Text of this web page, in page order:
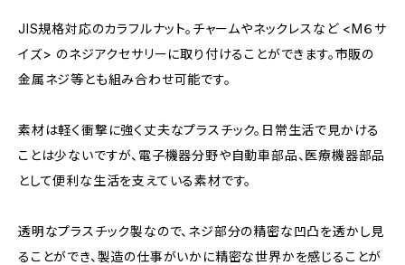
JIS規格対応のカラフルナット。チャームやネックレスなど <M６サ
イズ> のネジアクセサリーに取り付けることができます。市販の
金属ネジ等とも組み合わせ可能です。
素材は軽く衝撃に強く丈夫なプラスチック。日常生活で見かける
ことは少ないですが、電子機器分野や自動車部品、医療機器部品
として便利な生活を支えている素材です。
透明なプラスチック製なので、ネジ部分の精密な凹凸を透かし見
ることができ、製造の仕事がいかに精密な世界かを感じることが